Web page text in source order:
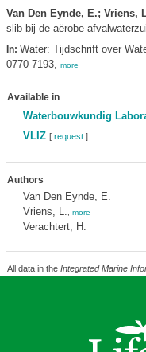
Van Den Eynde, E.; Vriens,
slib bij de aërobe
In: Water: Tijdschrift over
0770-7193, more
Available in
Waterbouwkundig
VLIZ [ request]
Authors
Van Den Eynde, E.
Vriens, L.
more
Verachtert, H.
All data in the Integrated Marine